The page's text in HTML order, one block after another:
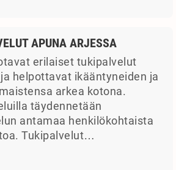
APUNA ARJESSA
erilaiset tukipalvelut
helpottavat ikääntyneiden ja
arkea kotona.
täydennetään
antamaa henkilökohtaista
Tukipalvelut…